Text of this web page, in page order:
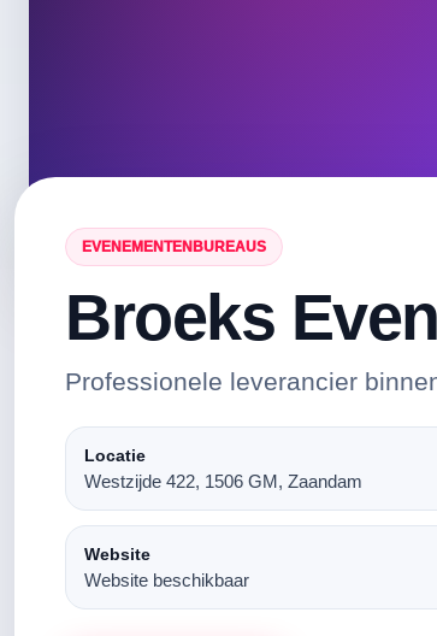
EVENEMENTENBUREAUS
Broeks
Professionele leverancier
Locatie
Westzijde 422, 1506 GM, Zaandam
Website
Website beschikbaar